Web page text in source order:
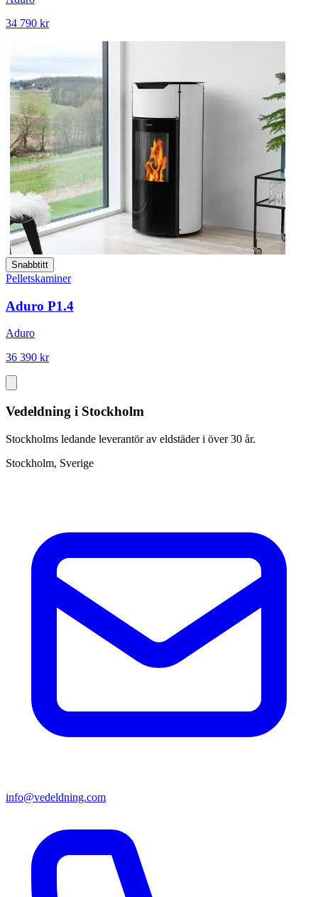
34 790 kr
Snabbtitt
Pelletskaminer
Aduro P1.4
Aduro
36 390 kr
Vedeldning i Stockholm
Stockholms ledande leverantör av eldstäder i över 30 år.
Stockholm, Sverige
info@vedeldning.com